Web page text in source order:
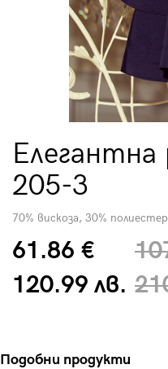
Елегантна
205-3
70% вискоза, 30% полиестер
61.86 €
120.99 лв.
Подобни продукти